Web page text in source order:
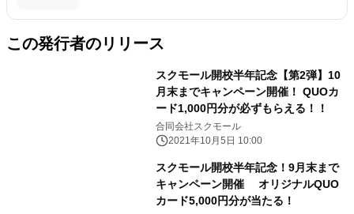
この発行者のリリース
スクモール開校半年記念【第2弾】10
月末までキャンペーン開催！ QUOカ
ード1,000円分が必ずもらえる！！
合同会社スクモール
2021年10月5日 10:00
スクモール開校半年記念！9月末まで
キャンペーン開催 オリジナルQUO
カード5,000円分が当たる！